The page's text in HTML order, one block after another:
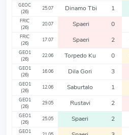
GEOC
(26)
25.07 Dinamo Tbi 1
FRIC
(26)
20.07 Spaeri 0
FRIC
(26)
17.07 Spaeri 2
GEO1
(26)
22.06 Torpedo Ku 0
GEO1
(26)
16.06 Dila Gori 3
GEO1
(26)
12.06 Saburtalo 1
GEO1
(26)
29.05 Rustavi 2
GEO1
(26)
25.05 Spaeri 2
GEO1